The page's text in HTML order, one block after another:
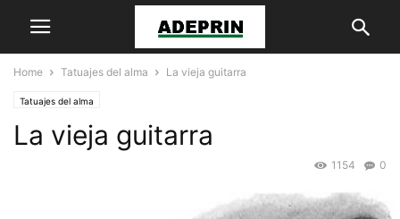
Home Tatuajes del alma La vieja guitarra
Tatuajes del alma
La vieja guitarra
0
1154